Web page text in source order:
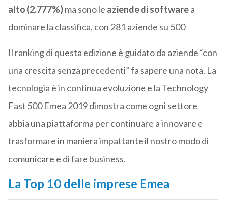
alto (2.777%)ma sono le aziende di softwarea
dominare la classifica, con 281 aziende su 500
Il ranking di questa edizione è guidato da aziende “con
una crescita senza precedenti” fa sapere una nota. La
tecnologia è in continua evoluzione e la Technology
Fast 500 Emea 2019 dimostra come ogni settore
abbia una piattaforma per continuare a innovare e
trasformare in maniera impattante il nostro modo di
comunicare e di fare business.
La Top 10 delle imprese Emea